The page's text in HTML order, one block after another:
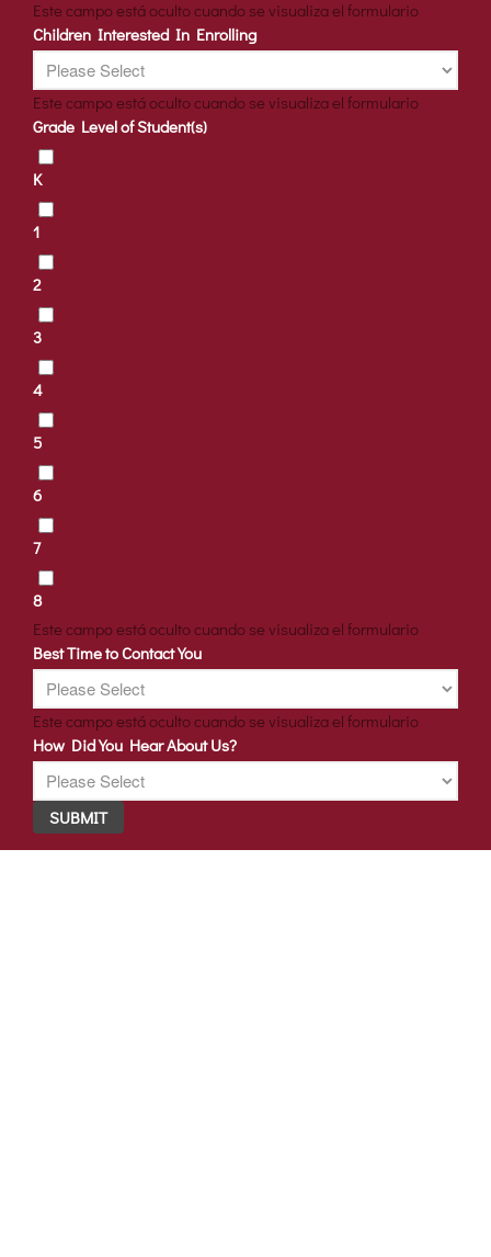
Este campo está oculto cuando se visualiza el formulario
Children Interested In Enrolling
Este campo está oculto cuando se visualiza el formulario
Grade Level of Student(s)
K
1
2
3
4
5
6
7
8
Este campo está oculto cuando se visualiza el formulario
Best Time to Contact You
Este campo está oculto cuando se visualiza el formulario
How Did You Hear About Us?
SUBMIT